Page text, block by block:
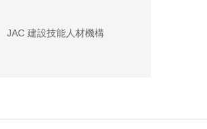
JAC 建設技能人材機構